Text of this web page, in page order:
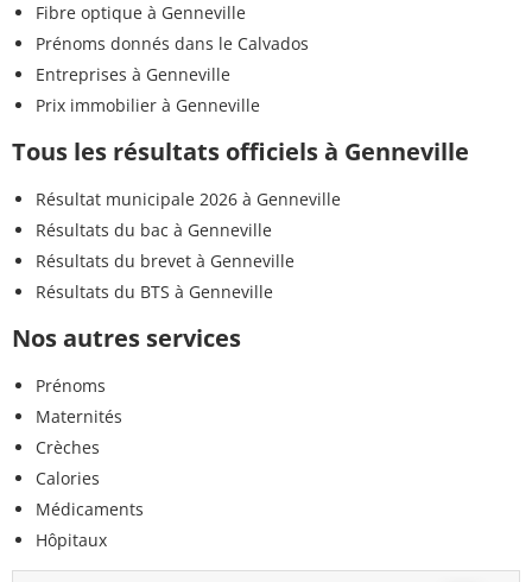
Fibre optique à Genneville
Prénoms donnés dans le Calvados
Entreprises à Genneville
Prix immobilier à Genneville
Tous les résultats officiels à Genneville
Résultat municipale 2026 à Genneville
Résultats du bac à Genneville
Résultats du brevet à Genneville
Résultats du BTS à Genneville
Nos autres services
Prénoms
Maternités
Crèches
Calories
Médicaments
Hôpitaux